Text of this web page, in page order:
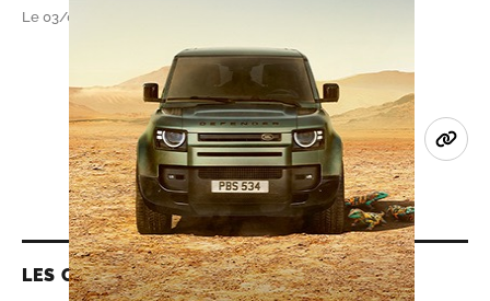
Le 03/02/2021 à 07h13
LES CONTENUS LIÉS